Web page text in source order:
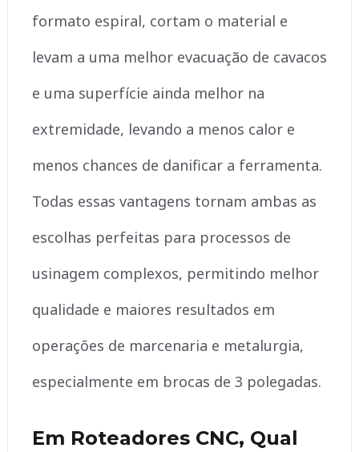
formato espiral, cortam o material e
levam a uma melhor evacuação de cavacos
e uma superfície ainda melhor na
extremidade, levando a menos calor e
menos chances de danificar a ferramenta.
Todas essas vantagens tornam ambas as
escolhas perfeitas para processos de
usinagem complexos, permitindo melhor
qualidade e maiores resultados em
operações de marcenaria e metalurgia,
especialmente em brocas de 3 polegadas.
Em Roteadores CNC, Qual